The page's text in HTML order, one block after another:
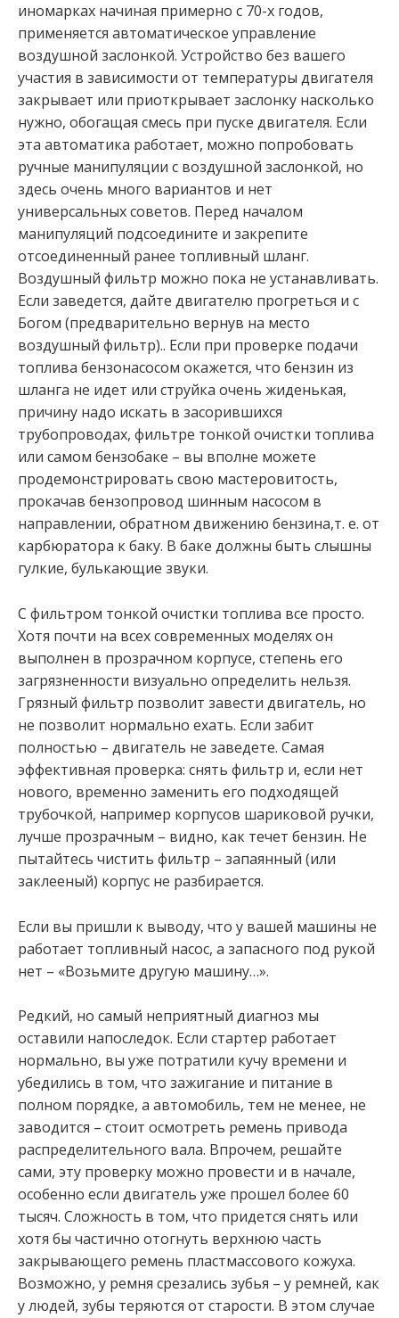
иномарках начиная примерно с 70-х годов,
применяется автоматическое управление
воздушной заслонкой. Устройство без вашего
участия в зависимости от температуры двигателя
закрывает или приоткрывает заслонку насколько
нужно, обогащая смесь при пуске двигателя. Если
эта автоматика работает, можно попробовать
ручные манипуляции с воздушной заслонкой, но
здесь очень много вариантов и нет
универсальных советов. Перед началом
манипуляций подсоедините и закрепите
отсоединенный ранее топливный шланг.
Воздушный фильтр можно пока не устанавливать.
Если заведется, дайте двигателю прогреться и с
Богом (предварительно вернув на место
воздушный фильтр).. Если при проверке подачи
топлива бензонасосом окажется, что бензин из
шланга не идет или струйка очень жиденькая,
причину надо искать в засорившихся
трубопроводах, фильтре тонкой очистки топлива
или самом бензобаке – вы вполне можете
продемонстрировать свою мастеровитость,
прокачав бензопровод шинным насосом в
направлении, обратном движению бензина,т. е. от
карбюратора к баку. В баке должны быть слышны
гулкие, булькающие звуки.
С фильтром тонкой очистки топлива все просто.
Хотя почти на всех современных моделях он
выполнен в прозрачном корпусе, степень его
загрязненности визуально определить нельзя.
Грязный фильтр позволит завести двигатель, но
не позволит нормально ехать. Если забит
полностью – двигатель не заведете. Самая
эффективная проверка: снять фильтр и, если нет
нового, временно заменить его подходящей
трубочкой, например корпусов шариковой ручки,
лучше прозрачным – видно, как течет бензин. Не
пытайтесь чистить фильтр – запаянный (или
заклееный) корпус не разбирается.
Если вы пришли к выводу, что у вашей машины не
работает топливный насос, а запасного под рукой
нет – «Возьмите другую машину…».
Редкий, но самый неприятный диагноз мы
оставили напоследок. Если стартер работает
нормально, вы уже потратили кучу времени и
убедились в том, что зажигание и питание в
полном порядке, а автомобиль, тем не менее, не
заводится – стоит осмотреть ремень привода
распределительного вала. Впрочем, решайте
сами, эту проверку можно провести и в начале,
особенно если двигатель уже прошел более 60
тысяч. Сложность в том, что придется снять или
хотя бы частично отогнуть верхнюю часть
закрывающего ремень пластмассового кожуха.
Возможно, у ремня срезались зубья – у ремней, как
у людей, зубы теряются от старости. В этом случае